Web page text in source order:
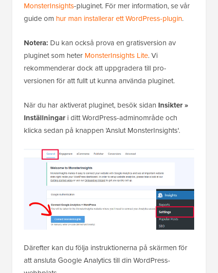
MonsterInsights-pluginet. För mer information, se vår
guide om hur man installerar ett WordPress-plugin.
Notera: Du kan också prova en gratisversion av
pluginet som heter MonsterInsights Lite. Vi
rekommenderar dock att uppgradera till pro-
versionen för att fullt ut kunna använda pluginet.
När du har aktiverat pluginet, besök sidan Insikter »
Inställningari ditt WordPress-adminområde och
klicka sedan på knappen 'Anslut MonsterInsights'.
Därefter kan du följa instruktionerna på skärmen för
att ansluta Google Analytics till din WordPress-